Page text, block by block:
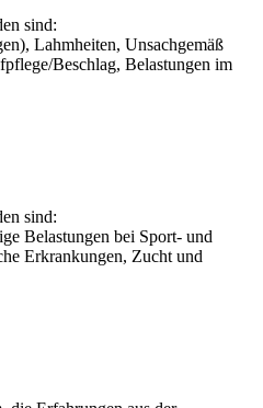
sind:
Lahmheiten, Unsachgemäß
Beschlag, Belastungen im
sind:
Belastungen bei Sport- und
Erkrankungen, Zucht und